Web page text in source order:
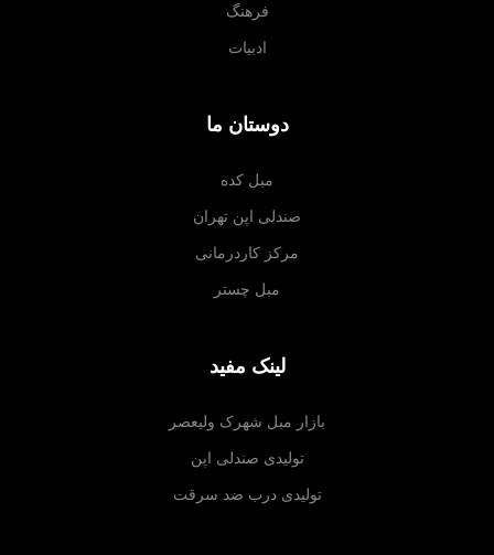
فرهنگ
ادبیات
دوستان ما
مبل کده
صندلی اپن تهران
مرکز کاردرمانی
مبل چستر
لینک مفید
بازار مبل شهرک ولیعصر
تولیدی صندلی اپن
تولیدی درب ضد سرقت